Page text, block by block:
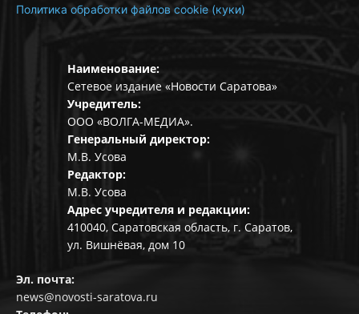
Политика обработки файлов cookie (куки)
Наименование:
Сетевое издание «Новости Саратова»
Учредитель:
ООО «ВОЛГА-МЕДИА».
Генеральный директор:
М.В. Усова
Редактор:
М.В. Усова
Адрес учредителя и редакции:
410040, Саратовская область, г. Саратов,
ул. Вишнёвая, дом 10
Эл. почта:
news@novosti-saratova.ru